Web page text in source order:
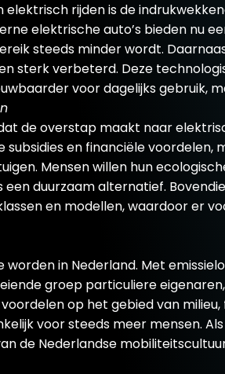
rijden is de
elektrische auto’s bieden nu
steeds minder wordt.
sterk verbeterd. Deze
voor dagelijks gebruik,
de overstap maakt naar
en financiële voordelen,
Mensen willen hun
duurzaam alternatief.
en modellen, waardoor er
in Nederland. Met
groep particuliere
op het gebied van
voor steeds meer mensen.
de Nederlandse